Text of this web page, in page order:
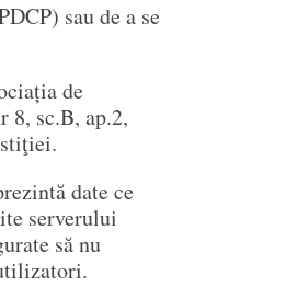
sau de a se
de
sc.B, ap.2,
date ce
serverului
să nu